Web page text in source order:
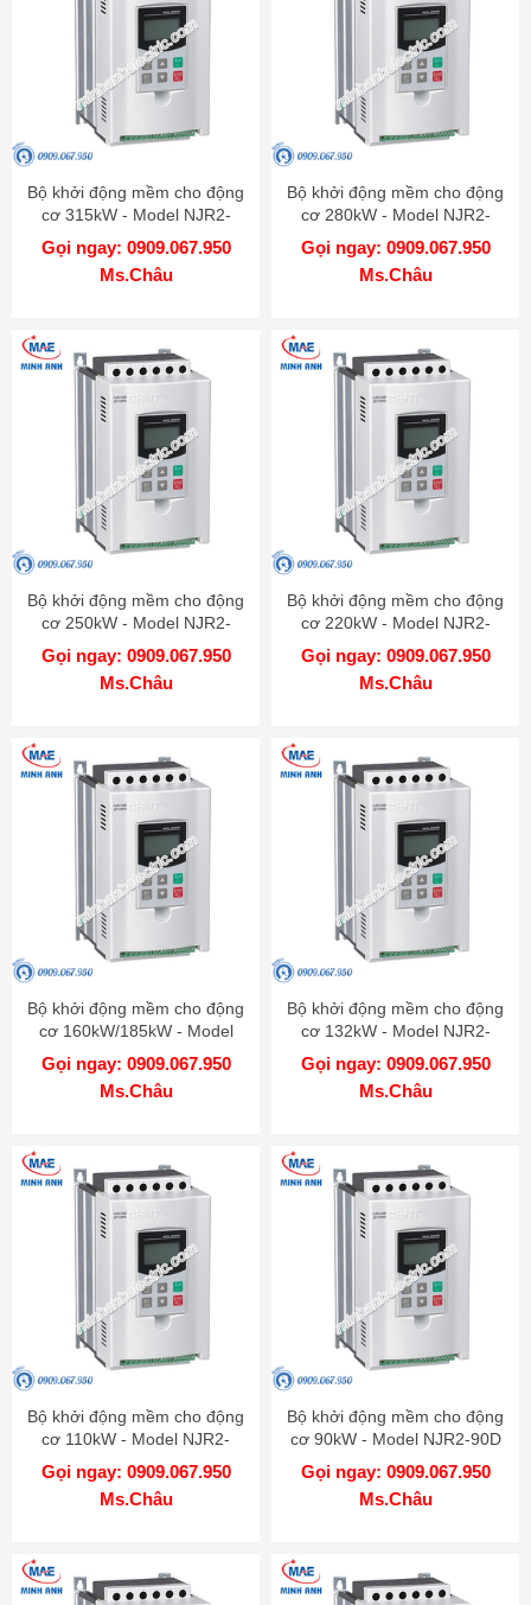
Bộ khởi động mềm cho động
cơ 315kW - Model NJR2-
315D
Gọi ngay: 0909.067.950
Ms.Châu
Bộ khởi động mềm cho động
cơ 280kW - Model NJR2-
280D
Gọi ngay: 0909.067.950
Ms.Châu
Bộ khởi động mềm cho động
cơ 250kW - Model NJR2-
250D
Gọi ngay: 0909.067.950
Ms.Châu
Bộ khởi động mềm cho động
cơ 220kW - Model NJR2-
220D
Gọi ngay: 0909.067.950
Ms.Châu
Bộ khởi động mềm cho động
cơ 160kW/185kW - Model
NJR2-160D/185D
Gọi ngay: 0909.067.950
Ms.Châu
Bộ khởi động mềm cho động
cơ 132kW - Model NJR2-
132D
Gọi ngay: 0909.067.950
Ms.Châu
Bộ khởi động mềm cho động
cơ 110kW - Model NJR2-
110D
Gọi ngay: 0909.067.950
Ms.Châu
Bộ khởi động mềm cho động
cơ 90kW - Model NJR2-90D
Gọi ngay: 0909.067.950
Ms.Châu